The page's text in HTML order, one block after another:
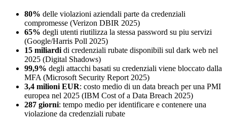
80% delle violazioni aziendali parte da credenziali
compromesse (Verizon DBIR 2025)
65% degli utenti riutilizza la stessa password su piu servizi
(Google/Harris Poll 2025)
15 miliardi di credenziali rubate disponibili sul dark web nel
2025 (Digital Shadows)
99,9% degli attacchi basati su credenziali viene bloccato dalla
MFA (Microsoft Security Report 2025)
3,4 milioni EUR: costo medio di un data breach per una PMI
europea nel 2025 (IBM Cost of a Data Breach 2025)
287 giorni: tempo medio per identificare e contenere una
violazione da credenziali rubate